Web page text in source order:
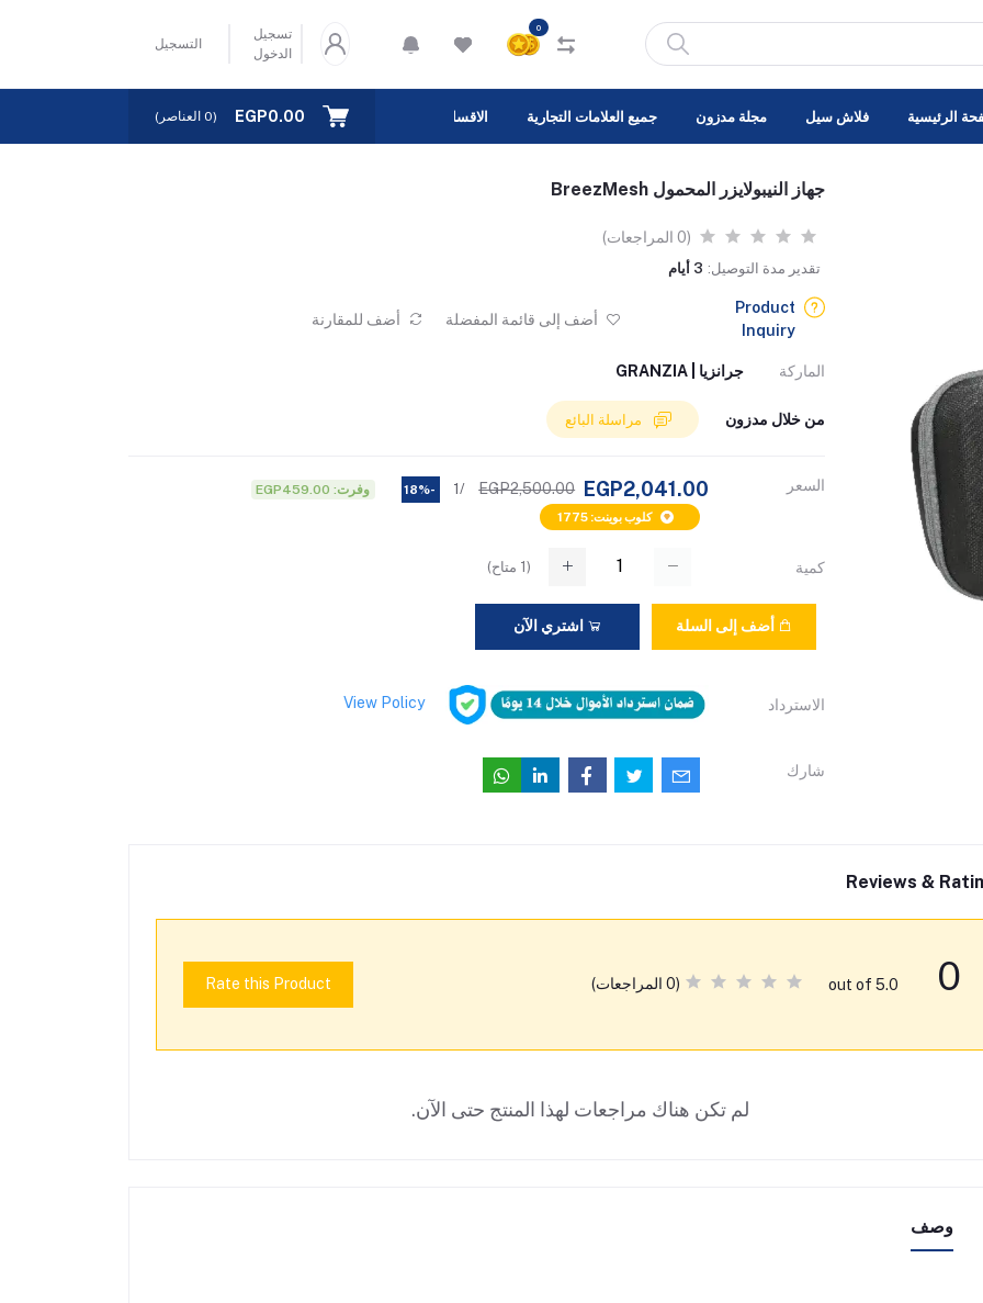
0
تسجيل
الدخول
التسجيل
الرئيسية فلاش سيل مجلة مدزون جميع العلامات التجارية الاقسام EGP0.00
(
0 العناصر)
جهاز النيبولايزر المحمول BreezMesh
(0 المراجعات)
تقدير مدة التوصيل: 3 أيام
Product
Inquiry
أضف إلى قائمة المفضلة أضف للمقارنة
الماركة جرانزيا | GRANZIA
من خلال مدزون
السعر EGP2,041.00
EGP2,500.00
/1
-18% وفرت: EGP459.00
كلوب بوينت: 1775
كمية (
1 متاح)
أضف إلى السلة اشتري الآن
الاسترداد View Policy
شارك
Reviews &
0
out of 5.0 (0 المراجعات) Rate this Product
لم تكن هناك مراجعات لهذا المنتج حتى الآن.
وصف